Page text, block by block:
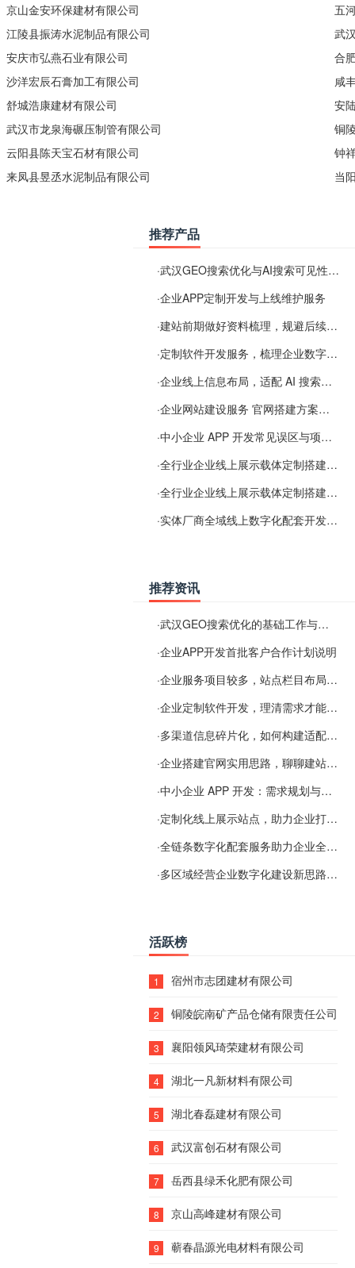
京山金安环保建材有限公司
江陵县振涛水泥制品有限公司
安庆市弘燕石业有限公司
沙洋宏辰石膏加工有限公司
舒城浩康建材有限公司
武汉市龙泉海碾压制管有限公司
云阳县陈天宝石材有限公司
来凤县昱丞水泥制品有限公司
五
武
合
咸
安
铜
钟
当
推荐产品
·武汉GEO搜索优化与AI搜索可见性服务
·企业APP定制开发与上线维护服务
·建站前期做好资料梳理，规避后续各类使用难题
·定制软件开发服务，梳理企业数字化落地常见难点
·企业线上信息布局，适配 AI 搜索需要留意这些要点
·企业网站建设服务 官网搭建方案经验分享
·中小企业 APP 开发常见误区与项目规划实用经验
·全行业企业线上展示载体定制搭建服务
·全行业企业线上展示载体定制搭建服务
·实体厂商全域线上数字化配套开发与地域检索优化服务
推荐资讯
·武汉GEO搜索优化的基础工作与实施思路
·企业APP开发首批客户合作计划说明
·企业服务项目较多，站点栏目布局规划参考思路
·企业定制软件开发，理清需求才能提升数字化落地效率
·多渠道信息碎片化，如何构建适配 AI 检索的品牌信息源
·企业搭建官网实用思路，聊聊建站容易忽视的问题
·中小企业 APP 开发：需求规划与项目落地避坑经验分享
·定制化线上展示站点，助力企业打通线上经营渠道
·全链条数字化配套服务助力企业全域线上经营
·多区域经营企业数字化建设新思路：多端载体与地域检索一体化落地思路分享
活跃榜
1 宿州市志团建材有限公司
2 铜陵皖南矿产品仓储有限责任公司
3 襄阳领风琦荣建材有限公司
4 湖北一凡新材料有限公司
5 湖北春磊建材有限公司
6 武汉富创石材有限公司
7 岳西县绿禾化肥有限公司
8 京山高峰建材有限公司
9 蕲春晶源光电材料有限公司